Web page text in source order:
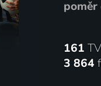
poměr
161
3 864